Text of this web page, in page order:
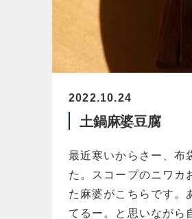
2022.10.24
土鍋麻婆豆腐
最近寒いからさー、布
た。スコープのニワカ
た麻婆がこちらです。
てるー。 と思いながら